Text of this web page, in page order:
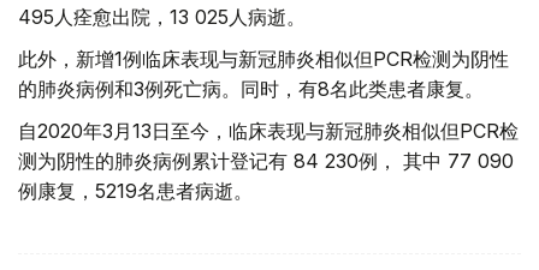
495人痊愈出院，13 025人病逝。
此外，新增1例临床表现与新冠肺炎相似但PCR检测为阴性
的肺炎病例和3例死亡病。同时，有8名此类患者康复。
自2020年3月13日至今，临床表现与新冠肺炎相似但PCR检
测为阴性的肺炎病例累计登记有 84 230例， 其中 77 090
例康复，5219名患者病逝。